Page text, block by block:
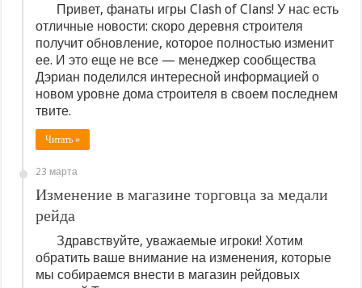
Привет, фанаты игры Clash of Clans! У нас есть
отличные новости: скоро деревня строителя
получит обновление, которое полностью изменит
ее. И это еще не все — менеджер сообщества
Дэриан поделился интересной информацией о
новом уровне дома строителя в своем последнем
твите.
Читать »
23 марта
Изменение в магазине торговца за медали
рейда
Здравствуйте, уважаемые игроки! Хотим
обратить ваше внимание на изменения, которые
мы собираемся внести в магазин рейдовых